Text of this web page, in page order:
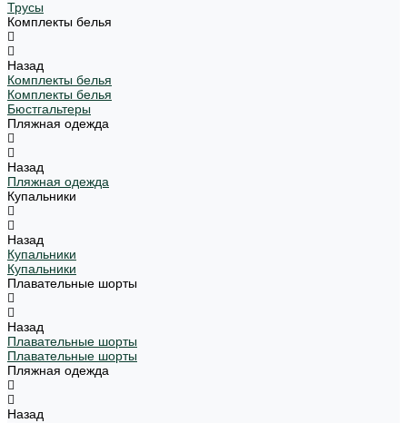
Трусы
Комплекты белья
Назад
Комплекты белья
Комплекты белья
Бюстгальтеры
Пляжная одежда
Назад
Пляжная одежда
Купальники
Назад
Купальники
Купальники
Плавательные шорты
Назад
Плавательные шорты
Плавательные шорты
Пляжная одежда
Назад